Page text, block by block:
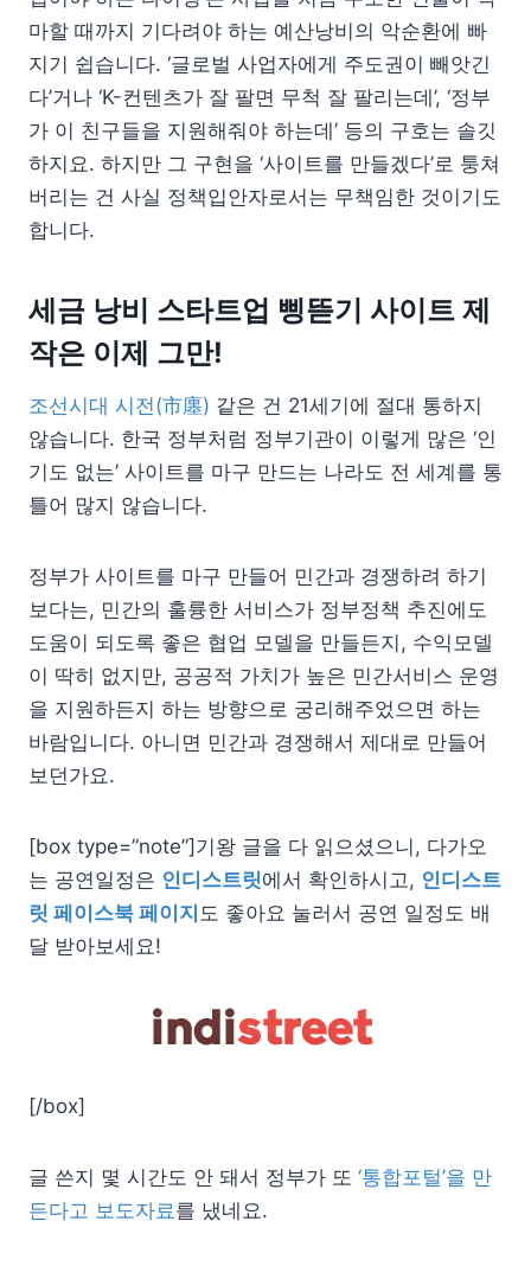
마할 때까지 기다려야 하는 예산낭비의 악순환에 빠
지기 쉽습니다. ‘글로벌 사업자에게 주도권이 빼앗긴
다’거나 ‘K-컨텐츠가 잘 팔면 무척 잘 팔리는데’, ‘정부
가 이 친구들을 지원해줘야 하는데’ 등의 구호는 솔깃
하지요. 하지만 그 구현을 ‘사이트를 만들겠다’로 퉁쳐
버리는 건 사실 정책입안자로서는 무책임한 것이기도
합니다.
세금 낭비 스타트업 삥뜯기 사이트 제
작은 이제 그만!
조선시대 시전(市廛) 같은 건 21세기에 절대 통하지
않습니다. 한국 정부처럼 정부기관이 이렇게 많은 ‘인
기도 없는’ 사이트를 마구 만드는 나라도 전 세계를 통
틀어 많지 않습니다.
정부가 사이트를 마구 만들어 민간과 경쟁하려 하기
보다는, 민간의 훌륭한 서비스가 정부정책 추진에도
도움이 되도록 좋은 협업 모델을 만들든지, 수익모델
이 딱히 없지만, 공공적 가치가 높은 민간서비스 운영
을 지원하든지 하는 방향으로 궁리해주었으면 하는
바람입니다. 아니면 민간과 경쟁해서 제대로 만들어
보던가요.
[box type=”note”]기왕 글을 다 읽으셨으니, 다가오
는 공연일정은 인디스트릿에서 확인하시고, 인디스트
릿 페이스북 페이지 도 좋아요 눌러서 공연 일정도 배
달 받아보세요!
[/box]
글 쓴지 몇 시간도 안 돼서 정부가 또 ‘통합포털’을 만
든다고 보도자료를 냈네요.